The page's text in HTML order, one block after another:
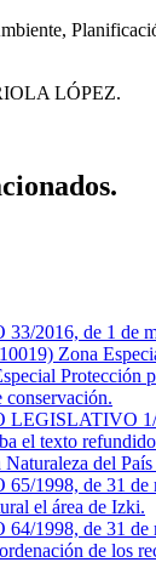
LÓPEZ.
2016, de 1 de
Zona
Protección
conservación.
LEGISLATIVO 1/
el texto
del País
1998, de 31 de
el área de Izki.
1998, de 31 de
de los